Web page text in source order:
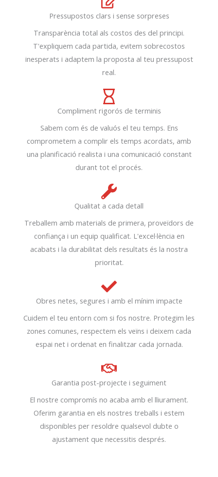
Pressupostos clars i sense sorpreses
Transparència total als costos des del principi.
T'expliquem cada partida, evitem sobrecostos
inesperats i adaptem la proposta al teu pressupost
real.
Compliment rigorós de terminis
Sabem com és de valuós el teu temps. Ens
comprometem a complir els temps acordats, amb
una planificació realista i una comunicació constant
durant tot el procés.
Qualitat a cada detall
Treballem amb materials de primera, proveïdors de
confiança i un equip qualificat. L'excel·lència en
acabats i la durabilitat dels resultats és la nostra
prioritat.
Obres netes, segures i amb el mínim impacte
Cuidem el teu entorn com si fos nostre. Protegim les
zones comunes, respectem els veïns i deixem cada
espai net i ordenat en finalitzar cada jornada.
Garantia post-projecte i seguiment
El nostre compromís no acaba amb el lliurament.
Oferim garantia en els nostres treballs i estem
disponibles per resoldre qualsevol dubte o
ajustament que necessitis després.